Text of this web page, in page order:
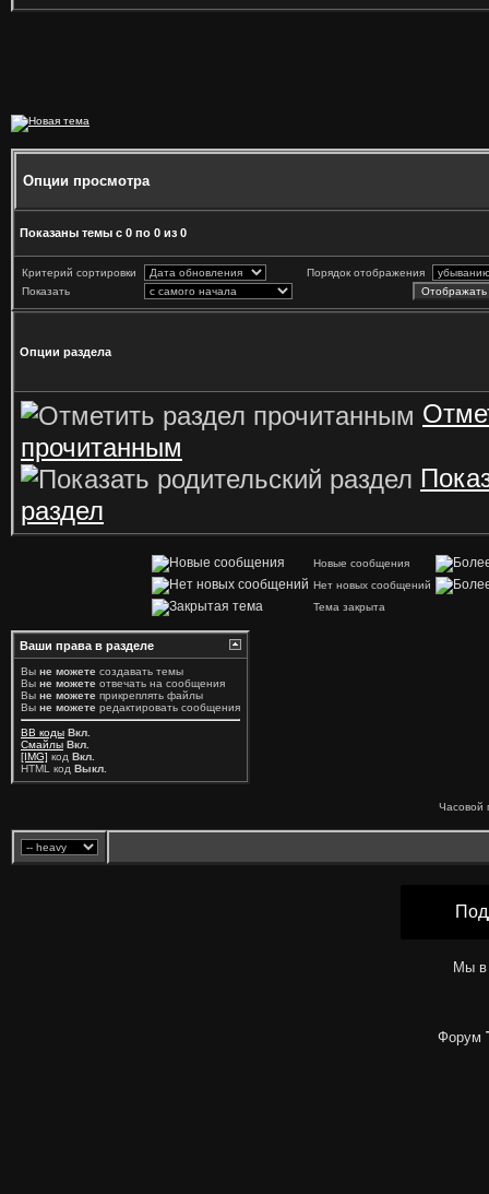
Опции просмотра
Показаны темы с 0 по 0 из 0
Критерий сортировки
Порядок отображения
Показать
Опции раздела
прочитанным
раздел
Новые сообщения
Нет новых сообщений
Тема закрыта
Ваши права в разделе
Вы не можете создавать темы
Вы не можете отвечать на сообщения
Вы не можете прикреплять файлы
Вы не можете редактировать сообщения
BB коды Вкл.
Смайлы Вкл.
[IMG] код Вкл.
HTML код Выкл.
Часовой
Мы в
Форум